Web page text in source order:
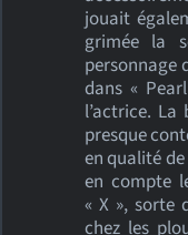
jouait
grimée la
personnage
dans «
l’actrice.
presque
en qualité
en compte
« X », sorte
chez les